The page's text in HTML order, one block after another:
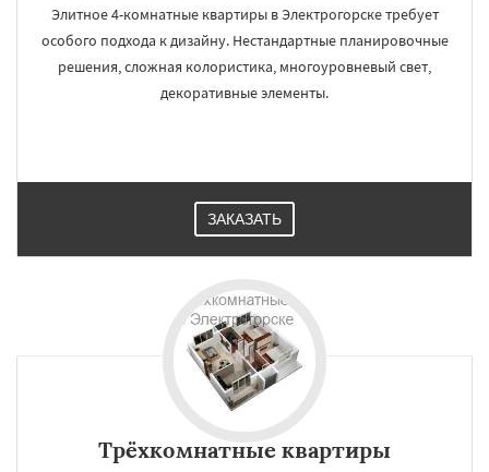
Элитное 4-комнатные квартиры в Электрогорске требует
особого подхода к дизайну. Нестандартные планировочные
решения, сложная колористика, многоуровневый свет,
декоративные элементы.
ЗАКАЗАТЬ
Трёхкомнатные квартиры